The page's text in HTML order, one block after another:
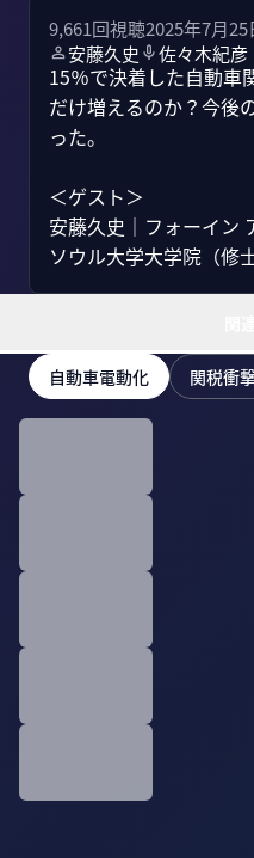
9,661回視聴2025年7月25
安藤久史
佐々木紀彦
15％で決着した自動車
だけ増えるのか？今後
った。
＜ゲスト＞
安藤久史｜フォーイン
ソウル大学大学院（修
自動車電動化 関税衝